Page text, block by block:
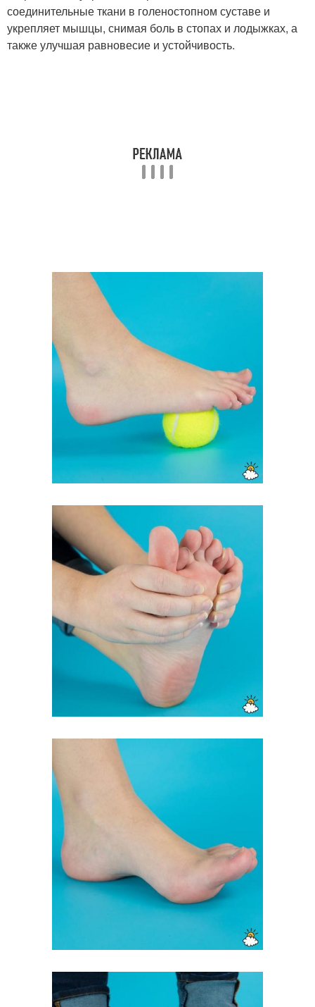
соединительные ткани в голеностопном суставе и
укрепляет мышцы, снимая боль в стопах и лодыжках, а
также улучшая равновесие и устойчивость.